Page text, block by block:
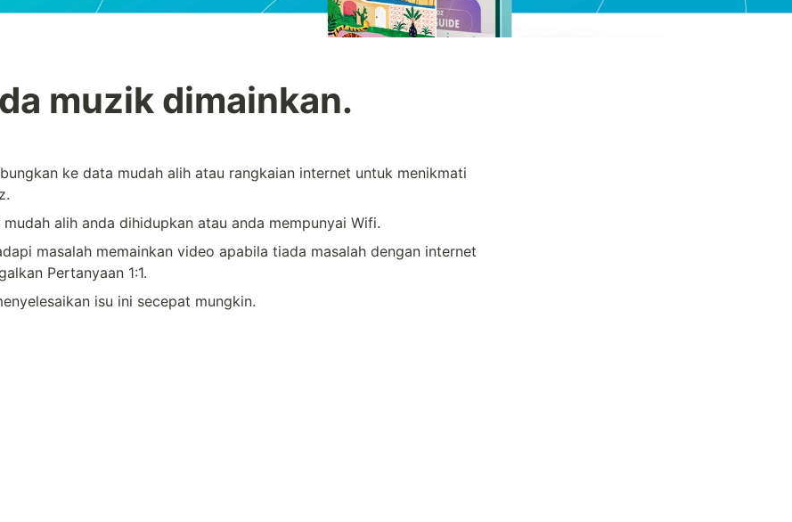
muzik dimainkan.
ke data mudah alih atau rangkaian internet untuk menikmati
alih anda dihidupkan atau anda mempunyai Wifi.
masalah memainkan video apabila tiada masalah dengan internet
Pertanyaan 1:1.
isu ini secepat mungkin.